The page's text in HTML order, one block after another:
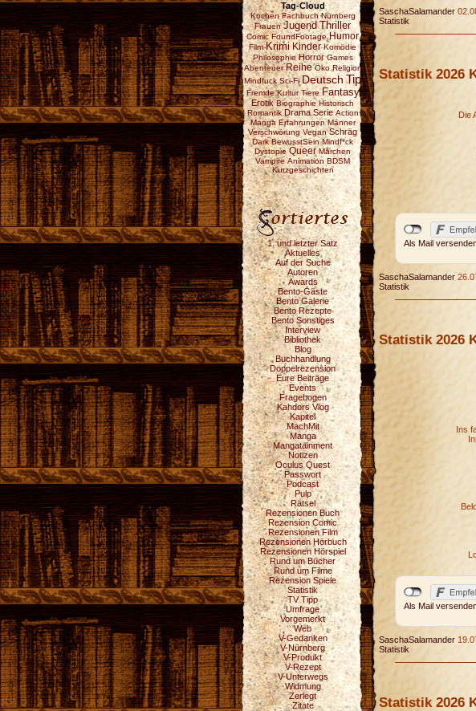
Tag-Cloud
Kochen Fachbuch Nürnberg
Frauen Jugend Thriller
Comic FoundFootage Humor
Film Krimi Kinder Komödie
Philosophie Horror Games
Abenteuer Reihe Öko Religion
Mindfuck Sci-Fi Deutsch Tip
Fremde Kultur Tiere Fantasy
Erotik Biographie Historisch
Romantik Drama Serie Action
Manga Erfahrungen Männer
Verschwörung Vegan Schräg
Dark BewusstSein Mindf*ck
Dystopie Queer Märchen
Vampire Animation BDSM
Kurzgeschichten
1. und letzter Satz
Aktuelles
Auf der Suche
Autoren
Awards
Bento-Gäste
Bento Galerie
Bento Rezepte
Bento Sonstiges
Interview
Bibliothek
Blog
Buchhandlung
Doppelrezension
Eure Beiträge
Events
Fragebogen
Kahdors Vlog
Kapitel
MachMit
Manga
Mangatainment
Notizen
Oculus Quest
Passwort
Podcast
Pulp
Rätsel
Rezensionen Buch
Rezension Comic
Rezensionen Film
Rezensionen Hörbuch
Rezensionen Hörspiel
Rund um Bücher
Rund um Filme
Rezension Spiele
Statistik
TV Tipp
Umfrage
Vorgemerkt
Web
V-Gedanken
V-Nürnberg
V-Produkt
V-Rezept
V-Unterwegs
Widmung
Zerlegt
Zitate
SaschaSalamander
Statistik
Statistik 2026
Die
Als Mail
SaschaSalamander
Statistik
Statistik 2026
Ins
Als Mail
SaschaSalamander
Statistik
Statistik 2026